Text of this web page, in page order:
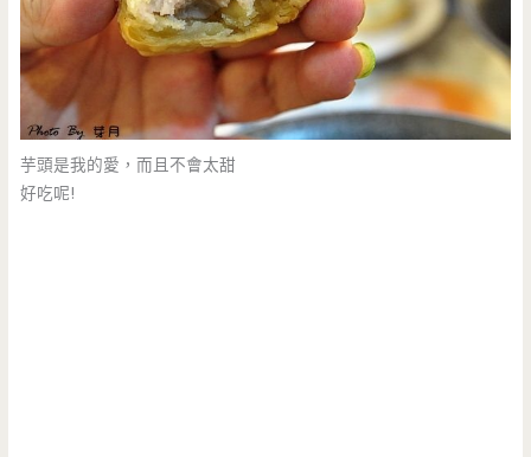
芋頭是我的愛，而且不會太甜
好吃呢!